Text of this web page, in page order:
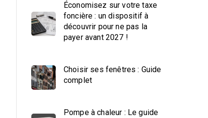
Économisez sur votre taxe
foncière : un dispositif à
découvrir pour ne pas la
payer avant 2027 !
Choisir ses fenêtres : Guide
complet
Pompe à chaleur : Le guide